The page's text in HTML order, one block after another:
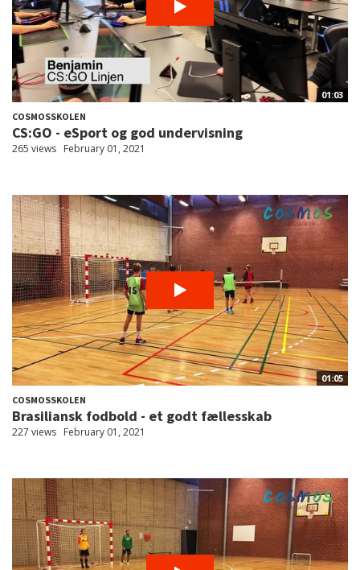
01:03
COSMOSSKOLEN
CS:GO - eSport og god undervisning
265 views February 01, 2021
01:05
COSMOSSKOLEN
Brasiliansk fodbold - et godt fællesskab
227 views February 01, 2021